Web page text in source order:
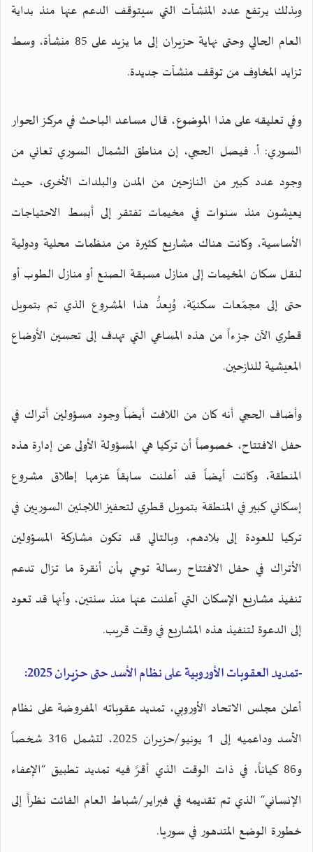
وبذلك يرتفع عدد المنشآت التي سيتوقف الدعم عنها منذ بداية
العام الحالي وحتى نهاية حزيران إلى ما يزيد على 85 منشأة، وسط
تزايد المخاوف من توقف منشآت جديدة.
وفي تعليقه على هذا الموضوع، قال مساعد الباحث في مركز الحوار
السوري: أ. فيصل الحجي، إن مناطق الشمال السوري تعاني من
وجود عدد كبير من النازحين من المدن والبلدات الأخرى، حيث
يعيشون منذ سنوات في مخيمات تفتقر إلى أبسط الاحتياجات
الأساسية، وكانت هناك مشاريع كثيرة من منظمات محلية ودولية
لنقل سكان المخيمات إلى منازل مسبقة الصنع أو منازل الطوب أو
حتى إلى مجمّعات سكنيّة، وُيعدُّ هذا المشروع الذي تم بتمويل
قطري الآن جزءاً من هذه المساعي التي تهدف إلى تحسين الأوضاع
المعيشية للنازحين.
وأضاف الحجي أنه كان من اللافت أيضاً وجود مسؤولين أتراك في
حفل الافتتاح، خصوصاً أن تركيا هي المسؤولة الأولى عن إدارة هذه
المنطقة، وكانت أيضاً قد أعلنت سابقاً عزمها إطلاق مشروع
إسكاني كبير في المنطقة بتمويل قطري لتحفيز اللاجئين السوريين في
تركيا للعودة إلى بلادهم، وبالتالي قد تكون مشاركة المسؤولين
الأتراك في حفل الافتتاح رسالة توحي بأن أنقرة ما تزال تدعم
تنفيذ مشاريع الإسكان التي أعلنت عنها منذ سنتين، وأنها قد تعود
إلى الدعوة لتنفيذ هذه المشاريع في وقت قريب.
-تمديد العقوبات الأوروبية على نظام الأسد حتى حزيران 2025:
أعلن مجلس الاتحاد الأوروبي، تمديد عقوباته المفروضة على نظام
الأسد وداعميه إلى 1 يونيو/حزيران 2025، لتشمل 316 شخصاً
و86 كياناً، في ذات الوقت الذي أقرَّ فيه تمديد تطبيق “الإعفاء
الإنساني” الذي تم تقديمه في فبراير/شباط العام الفائت نظراً إلى
خطورة الوضع المتدهور في سوريا.